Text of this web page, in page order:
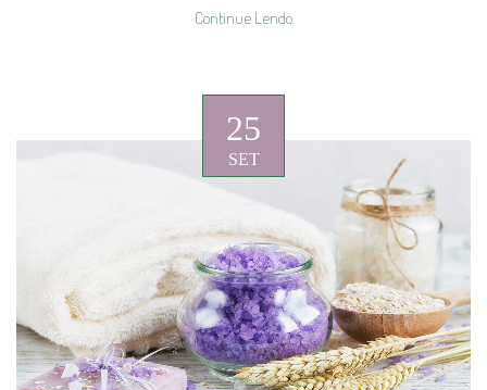
Continue Lendo
25
SET